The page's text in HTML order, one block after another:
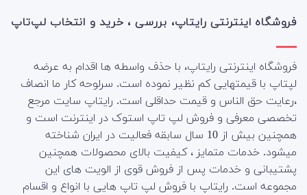
فروشگاه اینترنتی رایتاپ، بررسی ، خرید و انتخاب لپ‌تاپ
فروشگاه اینترنتی رایتاپ، با حذف واسطه ها اقدام به عرضه
لپتاپ با قیمتهایی کم نظیر نموده است. سرلوحه کار ما انصاف
،رعایت حق الناس و قیمت حداقلی است. رایتاپ سایت مرجع
تخصصی معرفی و فروش لپ تاپ استوک در اینترنت است و
همچنین بیش از 10 سال سابقه فعالیت در ایران شناخته
میشود. خدمات متمایز ، کیفیت بالای محصولات همچنین
پشتیبانی و خدمات پس از فروش قوی از الویت های این
مجموعه است. رایتاپ با فروش لپ تاپ هایی با انواع و اقسام